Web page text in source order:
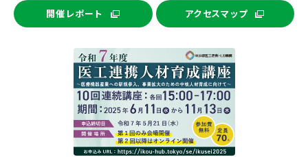
開催レポート アクセスマップ